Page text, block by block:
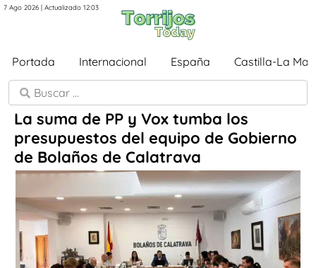
7 Ago 2026 | Actualizado 12:03
Portada Internacional España Castilla-La
La suma de PP y Vox tumba los
presupuestos del equipo de Gobierno
de Bolaños de Calatrava